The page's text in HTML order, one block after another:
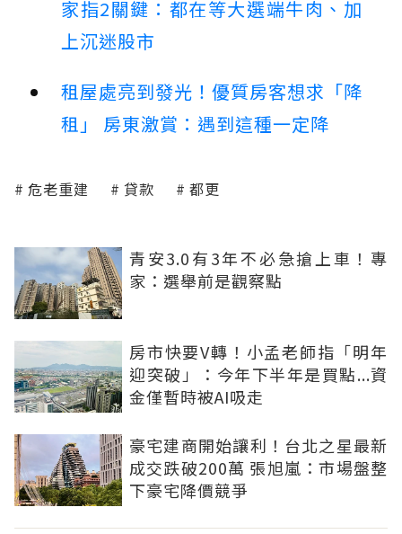
家指2關鍵：都在等大選端牛肉、加
上沉迷股市
租屋處亮到發光！優質房客想求「降
租」 房東激賞：遇到這種一定降
危老重建 貸款 都更
青安3.0有3年不必急搶上車！專
家：選舉前是觀察點
房市快要V轉！小孟老師指「明年
迎突破」：今年下半年是買點...資
金僅暫時被AI吸走
豪宅建商開始讓利！台北之星最新
成交跌破200萬 張旭嵐：市場盤整
下豪宅降價競爭